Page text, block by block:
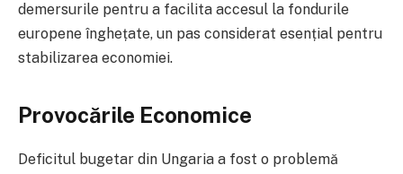
demersurile pentru a facilita accesul la fondurile
europene înghețate, un pas considerat esențial pentru
stabilizarea economiei.
Provocările Economice
Deficitul bugetar din Ungaria a fost o problemă